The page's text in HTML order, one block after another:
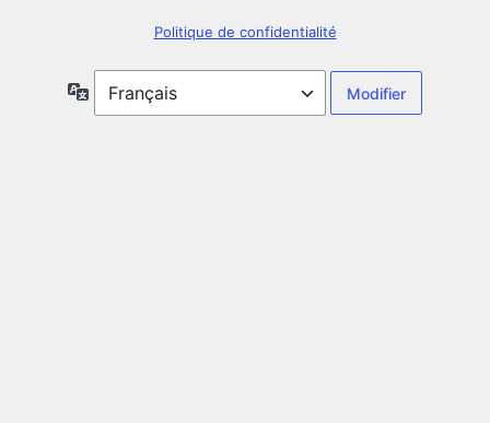
Politique de confidentialité
Langue